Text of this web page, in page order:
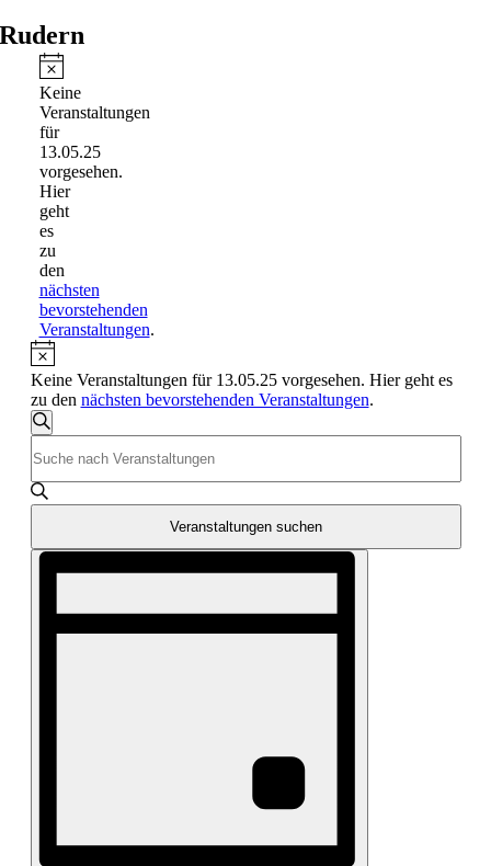
Rudern
Veranstaltungen
für
13.05.25
Hinweis
Keine
Veranstaltungen
für
13.05.25
vorgesehen.
Hier
geht
es
zu
den
nächsten
bevorstehenden
Veranstaltungen.
Hinweis
Keine Veranstaltungen für 13.05.25 vorgesehen. Hier geht es
zu den nächsten bevorstehenden Veranstaltungen.
Veranstaltungen
Suche
und
Ansichten,
Navigation
Suche
Schlüsselwort
eingeben.
Suche
Veranstaltungen
Schlüsselwort.
Veranstaltungen suchen
Veranstaltung
Navigation